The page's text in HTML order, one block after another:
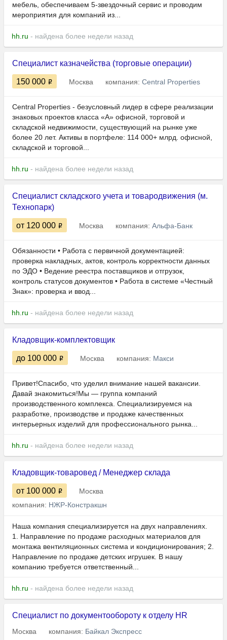
мебель, обеспечиваем 5-звездочный сервис и проводим
мероприятия для компаний из...
hh.ru - найдена более недели назад
Специалист казначейства (торговые операции)
150 000 Москва компания: Central Properties
Сentral Properties - безусловный лидер в сфере реализации
знаковых проектов класса «А» офисной, торговой и
складской недвижимости, существующий на рынке уже
более 20 лет. Активы в портфеле: 114 000+ млрд. офисной,
складской и торговой...
hh.ru - найдена более недели назад
Специалист складского учета и товародвижения (м.
Технопарк)
от 120 000 Москва компания: Альфа-Банк
Обязанности • Работа с первичной документацией:
проверка накладных, актов, контроль корректности данных
по ЭДО • Ведение реестра поставщиков и отгрузок,
контроль статусов документов • Работа в системе «Честный
Знак»: проверка и ввод...
hh.ru - найдена более недели назад
Кладовщик-комплектовщик
до 100 000 Москва компания: Макси
Привет!Спасибо, что уделил внимание нашей вакансии.
Давай знакомиться!Мы — группа компаний
производственного комплекса. Специализируемся на
разработке, производстве и продаже качественных
интерьерных изделий для профессионального рынка...
hh.ru - найдена более недели назад
Кладовщик-товаровед / Менеджер склада
от 100 000
Москва
компания: НЖР-Констракшн
Наша компания специализируется на двух направлениях.
1. Направление по продаже расходных материалов для
монтажа вентиляционных система и кондиционирования; 2.
Направление по продаже детских игрушек. В нашу
компанию требуется ответственный...
hh.ru - найдена более недели назад
Специалист по документообороту к отделу HR
Москва компания: Байкал Экспресс